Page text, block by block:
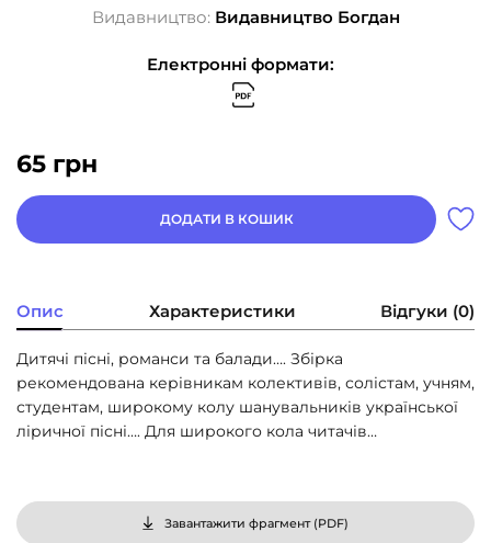
Видавництво: Видавництво Богдан
Електронні формати:
65 грн
ДОДАТИ В КОШИК
Опис Характеристики Відгуки (0)
Дитячі пісні, романси та балади…. Збірка
рекомендована керівникам колективів, солістам, учням,
студентам, широкому колу шанувальників української
ліричної пісні…. Для широкого кола читачів…
Завантажити фрагмент (PDF)